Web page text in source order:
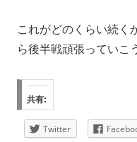
これがどのくらい続く
ら後半戦頑張っていこ
共有:
Twitter